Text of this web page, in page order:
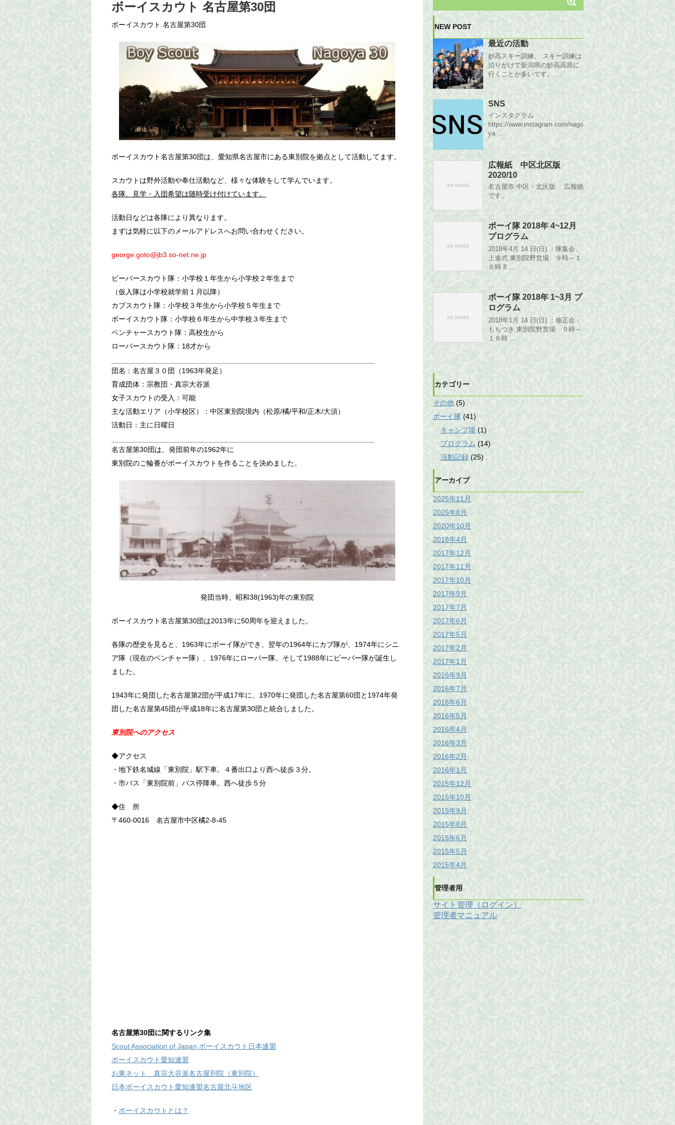
ボーイスカウト 名古屋第30団
ボーイスカウト 名古屋第30団
ボーイスカウト名古屋第30団は、愛知県名古屋市にある東別院を拠点として活動してます。
スカウトは野外活動や奉仕活動など、様々な体験をして学んでいます。
各隊、見学・入団希望は随時受け付けています。
活動日などは各隊により異なります。
まずは気軽に以下のメールアドレスへお問い合わせください。
george.goto@jb3.so-net.ne.jp
ビーバースカウト隊：小学校１年生から小学校２年生まで
（仮入隊は小学校就学前１月以降）
カブスカウト隊：小学校３年生から小学校５年生まで
ボーイスカウト隊：小学校６年生から中学校３年生まで
ベンチャースカウト隊：高校生から
ローバースカウト隊：18才から
団名：名古屋３０団（1963年発足）
育成団体：宗教団・真宗大谷派
女子スカウトの受入：可能
主な活動エリア（小学校区）：中区東別院境内（松原/橘/平和/正木/大須）
活動日：主に日曜日
名古屋第30団は、発団前年の1962年に
東別院のご輪番がボーイスカウトを作ることを決めました。
発団当時、昭和38(1963)年の東別院
ボーイスカウト名古屋第30団は2013年に50周年を迎えました。
各隊の歴史を見ると、1963年にボーイ隊ができ、翌年の1964年にカブ隊が、1974年にシニ
ア隊（現在のベンチャー隊）、1976年にローバー隊。そして1988年にビーバー隊が誕生し
ました。
1943年に発団した名古屋第2団が平成17年に、1970年に発団した名古屋第60団と1974年発
団した名古屋第45団が平成18年に名古屋第30団と統合しました。
東別院へのアクセス
◆アクセス
・地下鉄名城線「東別院」駅下車。４番出口より西へ徒歩３分。
・市バス「東別院前」バス停降車。西へ徒歩５分
◆住 所
〒460-0016 名古屋市中区橘2-8-45
名古屋第30団に関するリンク集
Scout Association of Japan ボーイスカウト日本連盟
ボーイスカウト愛知連盟
お東ネット 真宗大谷派名古屋別院（東別院）
日本ボーイスカウト愛知連盟名古屋北斗地区
・ ボーイスカウトとは？
NEW POST
最近の活動
妙高スキー訓練。 スキー訓練は
泊りがけで新潟県の妙高高原に
行くことが多いです。 …
SNS
インスタグラム
https://www.instagram.com/nago
ya …
広報紙 中区北区版
2020/10
名古屋市 中区・北区版 広報紙
です。
ボーイ隊 2018年 4~12月
プログラム
2018年4月 14 日(日) ：隊集会、
上進式 東別院野営場 ９時～１
６時 8 …
ボーイ隊 2018年 1~3月 プ
ログラム
2018年1月 14 日(日) ：修正会・
もちつき 東別院野営場 ９時～
１６時 …
カテゴリー
その他 (5)
ボーイ隊 (41)
キャンプ場 (1)
プログラム (14)
活動記録 (25)
アーカイブ
2025年11月
2025年8月
2020年10月
2018年4月
2017年12月
2017年11月
2017年10月
2017年9月
2017年7月
2017年6月
2017年5月
2017年2月
2017年1月
2016年9月
2016年7月
2016年6月
2016年5月
2016年4月
2016年3月
2016年2月
2016年1月
2015年12月
2015年10月
2015年9月
2015年8月
2015年6月
2015年5月
2015年4月
管理者用
サイト管理（ログイン）
管理者マニュアル